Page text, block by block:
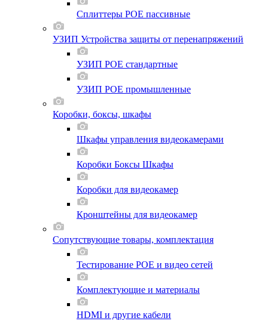
Сплиттеры POE пассивные
УЗИП Устройства защиты от перенапряжений
УЗИП POE стандартные
УЗИП POE промышленные
Коробки, боксы, шкафы
Шкафы управления видеокамерами
Коробки Боксы Шкафы
Коробки для видеокамер
Кронштейны для видеокамер
Сопутствующие товары, комплектация
Тестирование POE и видео сетей
Комплектующие и материалы
HDMI и другие кабели